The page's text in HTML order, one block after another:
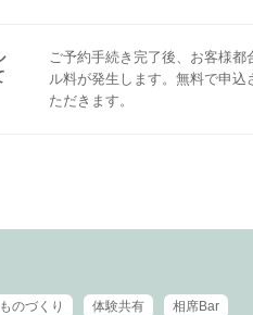
ご予約手続き完了後、お客様
ル料が発生します。無料で申
ただきます。
ものづくり 体験共有 相席Bar